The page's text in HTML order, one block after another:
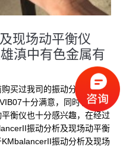
现场动平衡仪
滇中有色金属有
买过我司的振动分析仪
十分满意，同时也对我
衡仪也十分感兴趣，在经过
振动分析及现场动平衡
振动分析及现场